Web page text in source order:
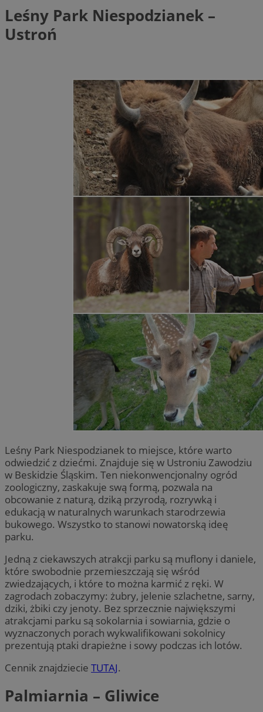
Leśny Park Niespodzianek –
Ustroń
Leśny Park Niespodzianek to miejsce, które warto
odwiedzić z dziećmi. Znajduje się w Ustroniu Zawodziu
w Beskidzie Śląskim. Ten niekonwencjonalny ogród
zoologiczny, zaskakuje swą formą, pozwala na
obcowanie z naturą, dziką przyrodą, rozrywką i
edukacją w naturalnych warunkach starodrzewia
bukowego. Wszystko to stanowi nowatorską ideę
parku.
Jedną z ciekawszych atrakcji parku są muflony i daniele,
które swobodnie przemieszczają się wśród
zwiedzających, i które to można karmić z ręki. W
zagrodach zobaczymy: żubry, jelenie szlachetne, sarny,
dziki, żbiki czy jenoty. Bez sprzecznie największymi
atrakcjami parku są sokolarnia i sowiarnia, gdzie o
wyznaczonych porach wykwalifikowani sokolnicy
prezentują ptaki drapieżne i sowy podczas ich lotów.
Cennik znajdziecie TUTAJ.
Palmiarnia – Gliwice